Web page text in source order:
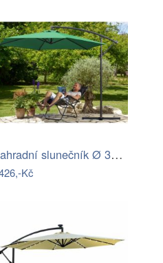
Zahradní slunečník Ø 330 cm Dekorhome
Kč